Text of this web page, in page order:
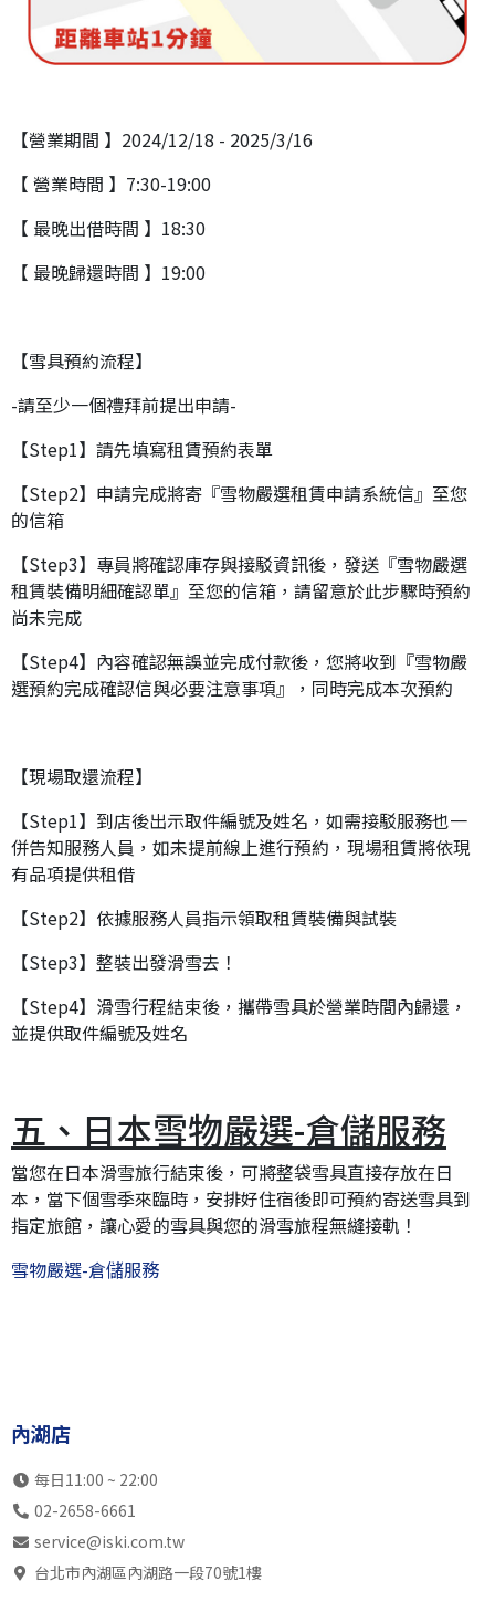
【營業期間 】2024/12/18 - 2025/3/16
【 營業時間 】7:30-19:00
【 最晚出借時間 】18:30
【 最晚歸還時間 】19:00
【雪具預約流程】
-請至少一個禮拜前提出申請-
【Step1】請先填寫租賃預約表單
【Step2】申請完成將寄『雪物嚴選租賃申請系統信』至您
的信箱
【Step3】專員將確認庫存與接駁資訊後，發送『雪物嚴選
租賃裝備明細確認單』至您的信箱，請留意於此步驟時預約
尚未完成
【Step4】內容確認無誤並完成付款後，您將收到『雪物嚴
選預約完成確認信與必要注意事項』，同時完成本次預約
【現場取還流程】
【Step1】到店後出示取件編號及姓名，如需接駁服務也一
併告知服務人員，如未提前線上進行預約，現場租賃將依現
有品項提供租借
【Step2】依據服務人員指示領取租賃裝備與試裝
【Step3】整裝出發滑雪去！
【Step4】滑雪行程結束後，攜帶雪具於營業時間內歸還，
並提供取件編號及姓名
五、日本雪物嚴選-倉儲服務
當您在日本滑雪旅行結束後，可將整袋雪具直接存放在日
本，當下個雪季來臨時，安排好住宿後即可預約寄送雪具到
指定旅館，讓心愛的雪具與您的滑雪旅程無縫接軌！
雪物嚴選-倉儲服務
內湖店
每日11:00 ~ 22:00
02-2658-6661
service@iski.com.tw
台北市內湖區內湖路一段70號1樓